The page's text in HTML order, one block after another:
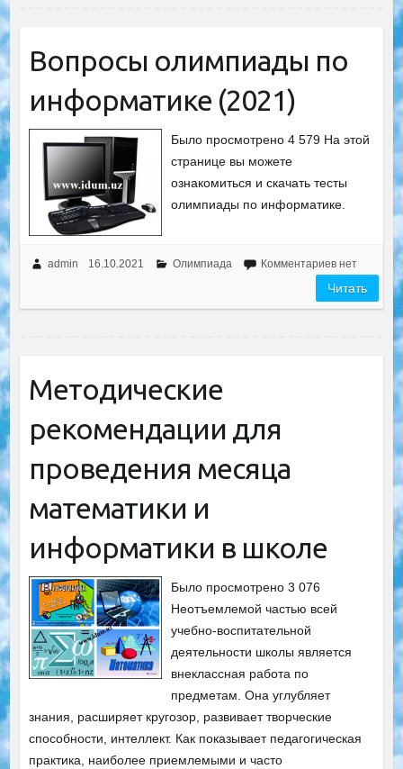
Вопросы олимпиады по
информатике (2021)
Было просмотрено 4 579 На этой
странице вы можете
ознакомиться и скачать тесты
олимпиады по информатике.
admin 16.10.2021 Олимпиада Комментариев нет
Читать
Методические
рекомендации для
проведения месяца
математики и
информатики в школе
Было просмотрено 3 076
Неотъемлемой частью всей
учебно-воспитательной
деятельности школы является
внеклассная работа по
предметам. Она углубляет
знания, расширяет кругозор, развивает творческие
способности, интеллект. Как показывает педагогическая
практика, наиболее приемлемыми и часто